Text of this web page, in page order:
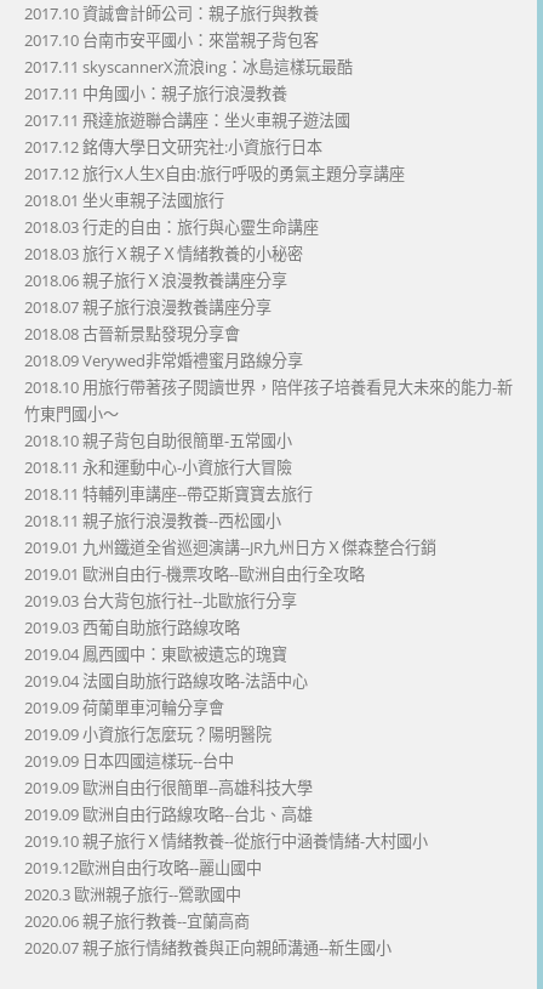
2017.10 資誠會計師公司：親子旅行與教養
2017.10 台南市安平國小：來當親子背包客
2017.11 skyscannerX流浪ing：冰島這樣玩最酷
2017.11 中角國小：親子旅行浪漫教養
2017.11 飛達旅遊聯合講座：坐火車親子遊法國
2017.12 銘傳大學日文研究社:小資旅行日本
2017.12 旅行X人生X自由:旅行呼吸的勇氣主題分享講座
2018.01 坐火車親子法國旅行
2018.03 行走的自由：旅行與心靈生命講座
2018.03 旅行Ｘ親子Ｘ情緒教養的小秘密
2018.06 親子旅行Ｘ浪漫教養講座分享
2018.07 親子旅行浪漫教養講座分享
2018.08 古晉新景點發現分享會
2018.09 Verywed非常婚禮蜜月路線分享
2018.10 用旅行帶著孩子閱讀世界，陪伴孩子培養看見大未來的能力-新
竹東門國小～
2018.10 親子背包自助很簡單-五常國小
2018.11 永和運動中心-小資旅行大冒險
2018.11 特輔列車講座--帶亞斯寶寶去旅行
2018.11 親子旅行浪漫教養--西松國小
2019.01 九州鐵道全省巡迴演講--JR九州日方Ｘ傑森整合行銷
2019.01 歐洲自由行-機票攻略--歐洲自由行全攻略
2019.03 台大背包旅行社--北歐旅行分享
2019.03 西葡自助旅行路線攻略
2019.04 鳳西國中：東歐被遺忘的瑰寶
2019.04 法國自助旅行路線攻略-法語中心
2019.09 荷蘭單車河輪分享會
2019.09 小資旅行怎麼玩？陽明醫院
2019.09 日本四國這樣玩--台中
2019.09 歐洲自由行很簡單--高雄科技大學
2019.09 歐洲自由行路線攻略--台北、高雄
2019.10 親子旅行Ｘ情緒教養--從旅行中涵養情緒-大村國小
2019.12歐洲自由行攻略--麗山國中
2020.3 歐洲親子旅行--鶯歌國中
2020.06 親子旅行教養--宜蘭高商
2020.07 親子旅行情緒教養與正向親師溝通--新生國小